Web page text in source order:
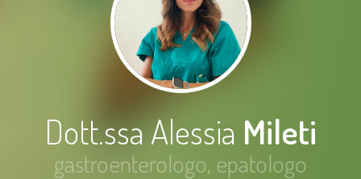
Dott.ssa Alessia Mileti
gastroenterologo, epatologo